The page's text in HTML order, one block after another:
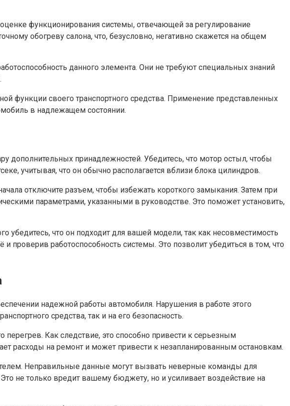
функционирования системы, отвечающей за регулирование
обогреву салона, что, безусловно, негативно скажется на общем
данного элемента. Они не требуют специальных знаний
функции своего транспортного средства. Применение представленных
в надлежащем состоянии.
дополнительных принадлежностей. Убедитесь, что мотор остыл, чтобы
учитывая, что он обычно располагается вблизи блока цилиндров.
отключите разъем, чтобы избежать короткого замыкания. Затем при
параметрами, указанными в руководстве. Это поможет установить,
убедитесь, что он подходит для вашей модели, так как несовместимость
работоспособность системы. Это позволит убедиться в том, что
надежной работы автомобиля. Нарушения в работе этого
средства, так и на его безопасность.
Как следствие, это способно привести к серьезным
расходы на ремонт и может привести к незапланированным остановкам.
Неправильные данные могут вызвать неверные команды для
не только вредит вашему бюджету, но и усиливает воздействие на